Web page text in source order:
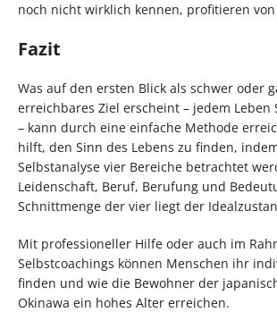
noch nicht wirklich kennen, profitieren von
Fazit
Was auf den ersten Blick als schwer oder
erreichbares Ziel erscheint – jedem Leben
– kann durch eine einfache Methode
hilft, den Sinn des Lebens zu finden,
Selbstanalyse vier Bereiche betrachtet
Leidenschaft, Beruf, Berufung und
Schnittmenge der vier liegt der
Mit professioneller Hilfe oder auch im
Selbstcoachings können Menschen ihr
finden und wie die Bewohner der
Okinawa ein hohes Alter erreichen.